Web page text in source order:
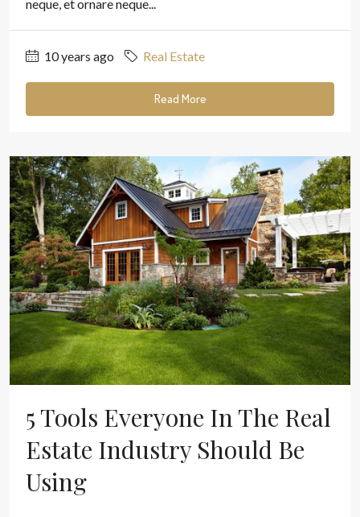
neque, et ornare neque...
10 years ago Real Estate
Read More
5 Tools Everyone In The Real
Estate Industry Should Be
Using